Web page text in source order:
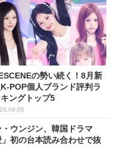
の勢い続く！8月新
K-POP個人ブランド評判ラ
キングトップ5
ウンジン、韓国ドラマ
」初の台本読み合わせで抜